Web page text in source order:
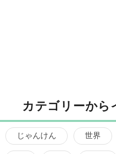
カテゴリーから
じゃんけん 世界